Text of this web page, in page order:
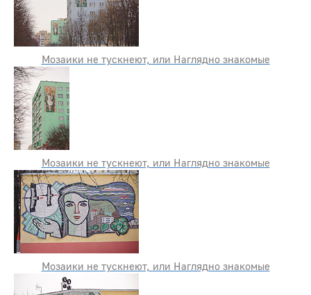
Мозаики не тускнеют, или Наглядно знакомые
Мозаики не тускнеют, или Наглядно знакомые
Мозаики не тускнеют, или Наглядно знакомые